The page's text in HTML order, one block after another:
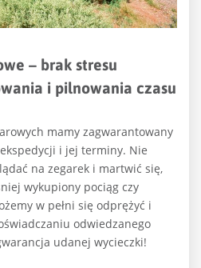
– brak stresu
i pilnowania czasu
mamy zagwarantowany
i jej terminy. Nie
na zegarek i martwić się,
wykupiony pociąg czy
w pełni się odprężyć i
odwiedzanego
udanej wycieczki!